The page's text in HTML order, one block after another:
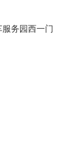
务园西一门